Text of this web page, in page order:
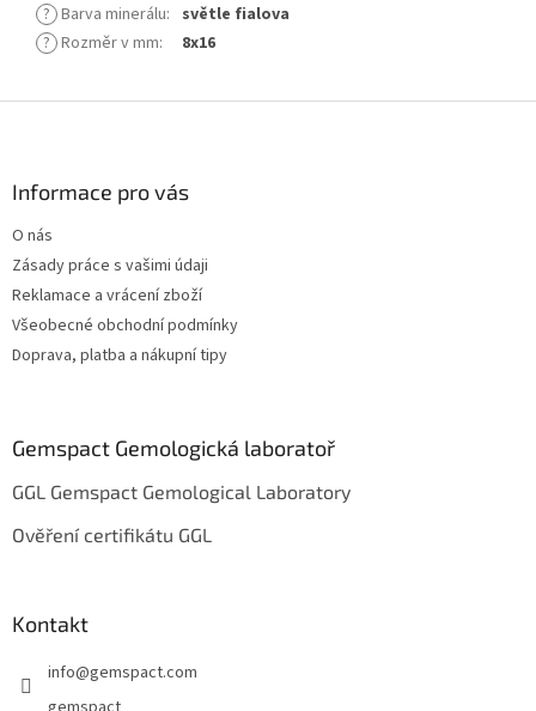
? Barva minerálu: světle fialova
? Rozměr v mm: 8x16
Informace pro vás
O nás
Zásady práce s vašimi údaji
Reklamace a vrácení zboží
Všeobecné obchodní podmínky
Doprava, platba a nákupní tipy
Gemspact Gemologická laboratoř
GGL Gemspact Gemological Laboratory
Ověření certifikátu GGL
Kontakt
info@gemspact.com